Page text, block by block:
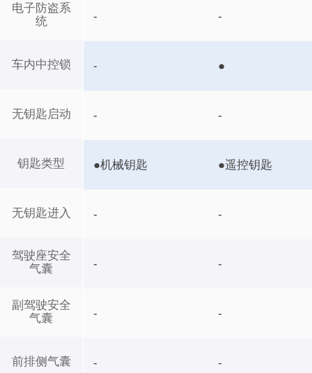
电子防盗系
统
车内中控锁
无钥匙启动
钥匙类型
无钥匙进入
驾驶座安全
气囊
副驾驶安全
气囊
前排侧气囊
- -
- ●
- -
●机械钥匙 ●遥控钥匙
- -
- -
- -
- -